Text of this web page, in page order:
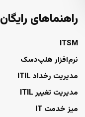
راهنماهای رایگان
ITSM
نرم‌افزار هلپ‌دسک
مدیریت رخداد ITIL
مدیریت تغییر ITIL
میز خدمت IT